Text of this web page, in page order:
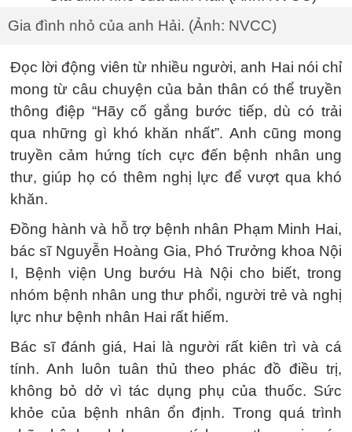
Gia đình nhỏ của anh Hải. (Ảnh: NVCC)
Đọc lời động viên từ nhiều người, anh Hai nói chỉ
mong từ câu chuyện của bản thân có thể truyền
thông điệp “Hãy cố gắng bước tiếp, dù có trải
qua những gì khó khăn nhất”. Anh cũng mong
truyền cảm hứng tích cực đến bệnh nhân ung
thư, giúp họ có thêm nghị lực để vượt qua khó
khăn.
Đồng hành và hỗ trợ bệnh nhân Phạm Minh Hai,
bác sĩ Nguyễn Hoàng Gia, Phó Trưởng khoa Nội
I, Bệnh viện Ung bướu Hà Nội cho biết, trong
nhóm bệnh nhân ung thư phổi, người trẻ và nghị
lực như bệnh nhân Hai rất hiếm.
Bác sĩ đánh giá, Hai là người rất kiên trì và cá
tính. Anh luôn tuân thủ theo phác đồ điều trị,
không bỏ dở vì tác dụng phụ của thuốc. Sức
khỏe của bệnh nhân ổn định. Trong quá trình